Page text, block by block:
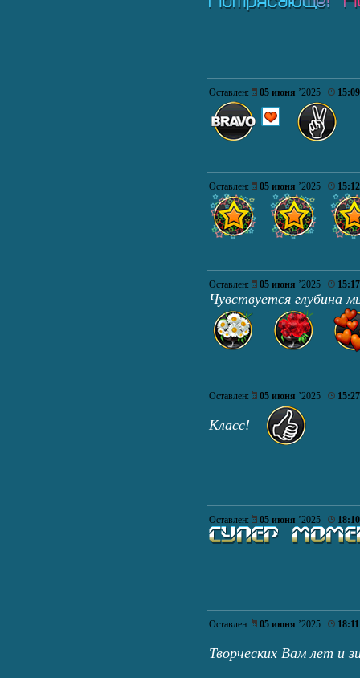
Оставлен: 05 июня ’2025 15:09
Оставлен: 05 июня ’2025 15:12
Оставлен: 05 июня ’2025 15:17
Чувствуется глубина
Оставлен: 05 июня ’2025 15:27
Класс!
Оставлен: 05 июня ’2025 18:10
Оставлен: 05 июня ’2025 18:11
Творческих Вам лет и